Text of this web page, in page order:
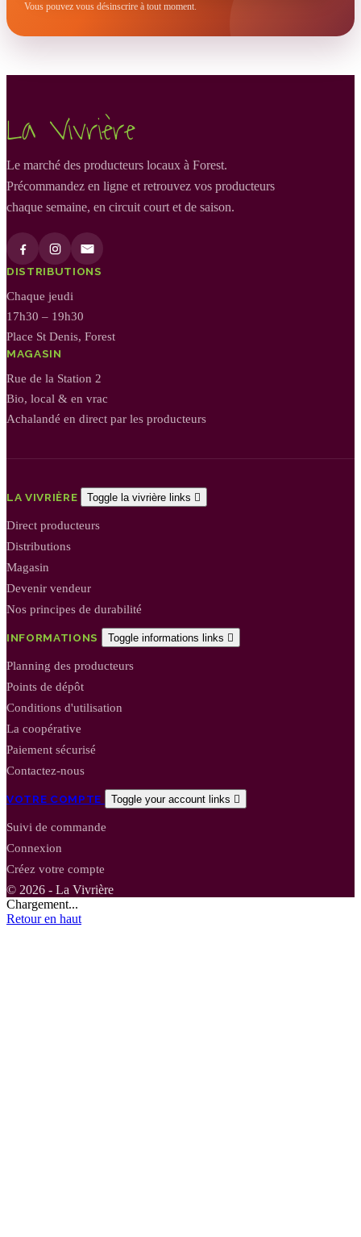
Vous pouvez vous désinscrire à tout moment.
La Vivrière
Le marché des producteurs locaux à Forest.
Précommandez en ligne et retrouvez vos producteurs
chaque semaine, en circuit court et de saison.
DISTRIBUTIONS
Chaque jeudi
17h30 – 19h30
Place St Denis, Forest
MAGASIN
Rue de la Station 2
Bio, local & en vrac
Achalandé en direct par les producteurs
LA VIVRIÈRE Toggle la vivrière links 
Direct producteurs
Distributions
Magasin
Devenir vendeur
Nos principes de durabilité
INFORMATIONS Toggle informations links 
Planning des producteurs
Points de dépôt
Conditions d'utilisation
La coopérative
Paiement sécurisé
Contactez-nous
VOTRE COMPTE Toggle your account links 
Suivi de commande
Connexion
Créez votre compte
© 2026 - La Vivrière
Chargement...
Retour en haut